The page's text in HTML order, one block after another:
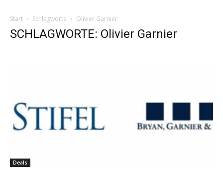
Start Schlagworte Olivier Garnier
SCHLAGWORTE: Olivier Garnier
Deals